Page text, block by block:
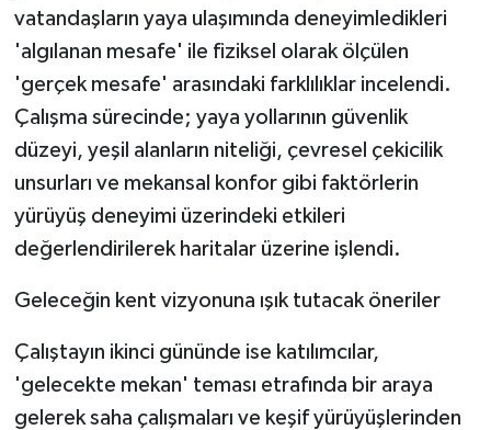
vatandaşların yaya ulaşımında deneyimledikleri
'algılanan mesafe' ile fiziksel olarak ölçülen
'gerçek mesafe' arasındaki farklılıklar incelendi.
Çalışma sürecinde; yaya yollarının güvenlik
düzeyi, yeşil alanların niteliği, çevresel çekicilik
unsurları ve mekansal konfor gibi faktörlerin
yürüyüş deneyimi üzerindeki etkileri
değerlendirilerek haritalar üzerine işlendi.
Geleceğin kent vizyonuna ışık tutacak öneriler
Çalıştayın ikinci gününde ise katılımcılar,
'gelecekte mekan' teması etrafında bir araya
gelerek saha çalışmaları ve keşif yürüyüşlerinden